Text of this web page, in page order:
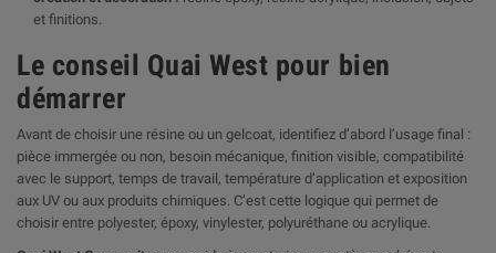
et finitions.
Le conseil Quai West pour bien
démarrer
Avant de choisir une résine ou un gelcoat, identifiez d’abord l’usage final :
pièce immergée ou non, besoin mécanique, finition visible, compatibilité
avec le support, temps de travail, température d’application et exposition
aux UV ou aux produits chimiques. C’est cette logique qui permet de
choisir entre polyester, époxy, vinylester, polyuréthane ou acrylique.